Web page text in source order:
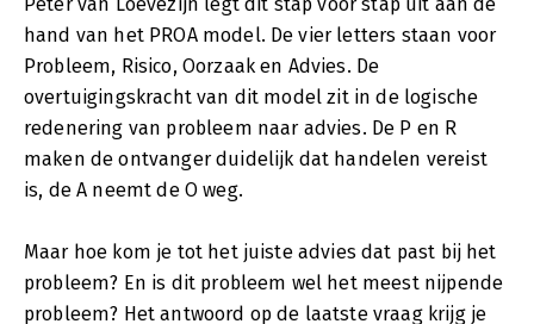
hand van het PROA model. De vier letters staan voor
Probleem, Risico, Oorzaak en Advies. De
overtuigingskracht van dit model zit in de logische
redenering van probleem naar advies. De P en R
maken de ontvanger duidelijk dat handelen vereist
is, de A neemt de O weg.
Maar hoe kom je tot het juiste advies dat past bij het
probleem? En is dit probleem wel het meest nijpende
probleem? Het antwoord op de laatste vraag krijg je